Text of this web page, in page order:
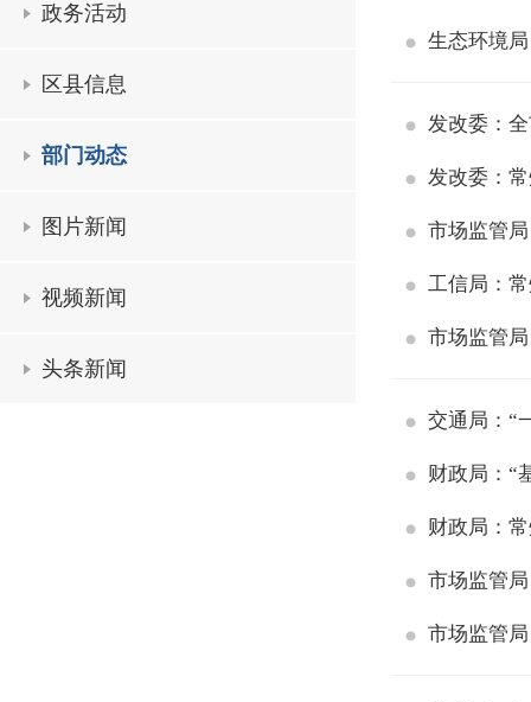
政务活动
区县信息
部门动态
图片新闻
视频新闻
头条新闻
生态环境
发改委：
发改委：
市场监管
工信局：
市场监管
交通局：“
财政局：“
财政局：
市场监管
市场监管